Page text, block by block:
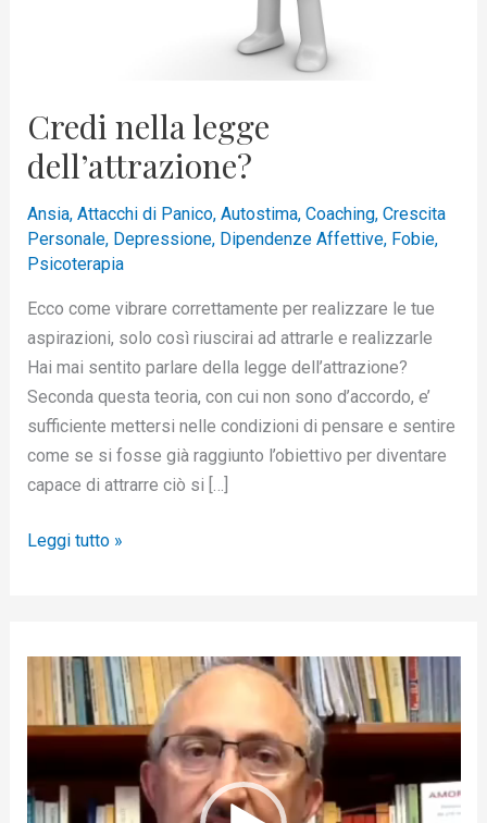
Credi nella legge
dell’attrazione?
Ansia, Attacchi di Panico, Autostima, Coaching, Crescita
Personale, Depressione, Dipendenze Affettive, Fobie,
Psicoterapia
Ecco come vibrare correttamente per realizzare le tue
aspirazioni, solo così riuscirai ad attrarle e realizzarle
Hai mai sentito parlare della legge dell’attrazione?
Seconda questa teoria, con cui non sono d’accordo, e’
sufficiente mettersi nelle condizioni di pensare e sentire
come se si fosse già raggiunto l’obiettivo per diventare
capace di attrarre ciò si […]
Leggi tutto »
d
o